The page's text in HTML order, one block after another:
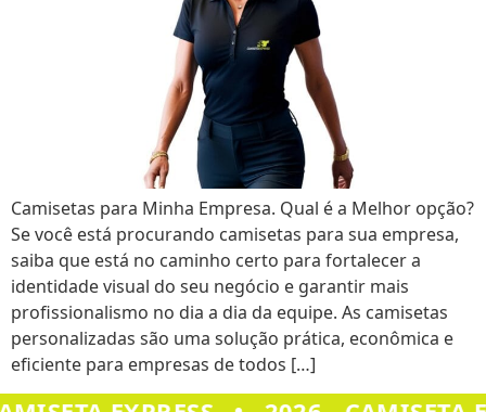
Camisetas para Minha Empresa. Qual é a Melhor opção?
Se você está procurando camisetas para sua empresa,
saiba que está no caminho certo para fortalecer a
identidade visual do seu negócio e garantir mais
profissionalismo no dia a dia da equipe. As camisetas
personalizadas são uma solução prática, econômica e
eficiente para empresas de todos […]